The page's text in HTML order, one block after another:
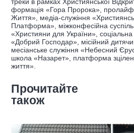
формація «Гора Пророка»,
Життя», медіа-служіння
Платформа», міжконфесійна
«Християни для України»,
«Добрий Господар», місійний
месіанське служіння «Небесний
школа «Назарет», платформа
життя».
Прочитайте
також